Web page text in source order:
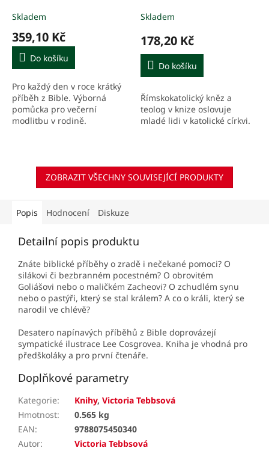
Skladem
359,10 Kč
Do košíku
Pro každý den v roce krátký
příběh z Bible. Výborná
pomůcka pro večerní
modlitbu v rodině.
Skladem
178,20 Kč
Do košíku
Římskokatolický kněz a
teolog v knize oslovuje
mladé lidi v katolické církvi.
ZOBRAZIT VŠECHNY SOUVISEJÍCÍ PRODUKTY
Popis Hodnocení Diskuze
Detailní popis produktu
Znáte biblické příběhy o zradě i nečekané pomoci? O
silákovi či bezbranném pocestném? O obrovitém
Goliášovi nebo o maličkém Zacheovi? O zchudlém synu
nebo o pastýři, který se stal králem? A co o králi, který se
narodil ve chlévě?
Desatero napínavých příběhů z Bible doprovázejí
sympatické ilustrace Lee Cosgrovea. Kniha je vhodná pro
předškoláky a pro první čtenáře.
Doplňkové parametry
Kategorie: Knihy, Victoria Tebbsová
Hmotnost:
0.565 kg
EAN:
9788075450340
Autor:
Victoria Tebbsová